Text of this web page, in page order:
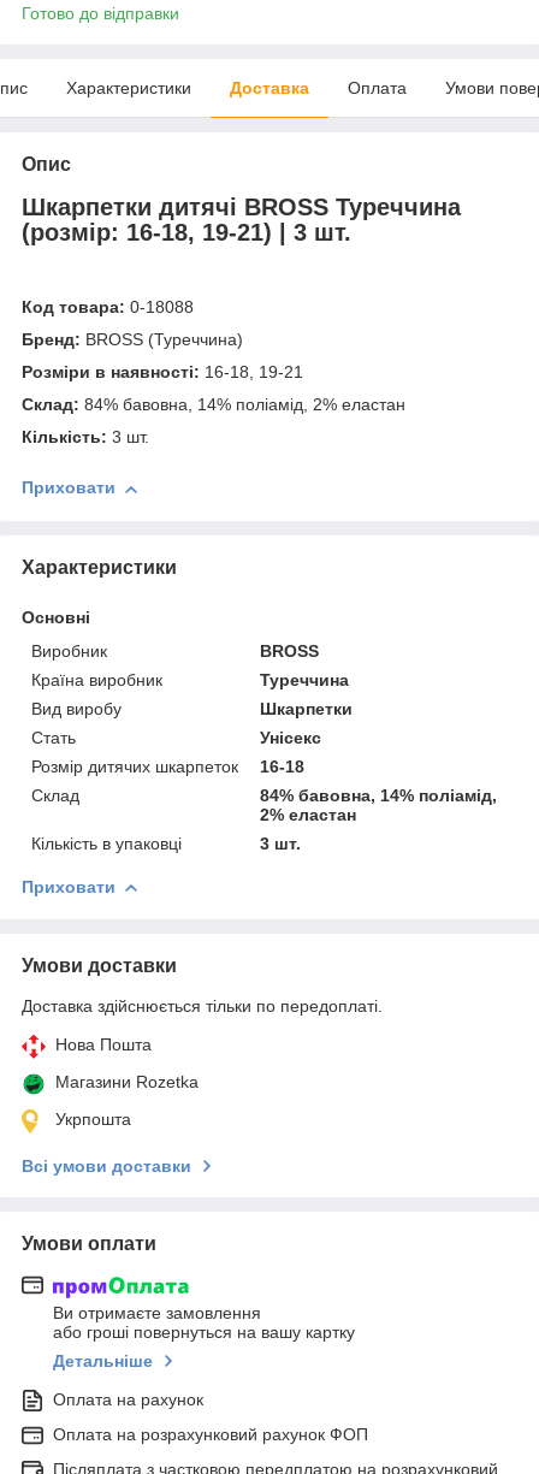
Готово до відправки
Характеристики Доставка Оплата Умови
Опис
Шкарпетки дитячі BROSS Туреччина
(розмір: 16-18, 19-21) | 3 шт.
Код товара: 0-18088
Бренд: BROSS (Туреччина)
Розміри в наявності: 16-18, 19-21
Склад: 84% бавовна, 14% поліамід, 2% еластан
Кількість: 3 шт.
Приховати
Характеристики
Основні
Виробник
BROSS
Країна виробник
Туреччина
Вид виробу
Шкарпетки
Стать
Унісекс
Розмір дитячих шкарпеток
16-18
Склад
84% бавовна, 14% поліамід,
2% еластан
Кількість в упаковці
3 шт.
Приховати
Умови доставки
Доставка здійснюється тільки по передоплаті.
Нова Пошта
Магазини Rozetka
Укрпошта
Всі умови доставки
Умови оплати
Ви отримаєте замовлення
або гроші повернуться на вашу картку
Детальніше
Оплата на рахунок
Оплата на розрахунковий рахунок ФОП
Післяплата з частковою передплатою на розрахунковий